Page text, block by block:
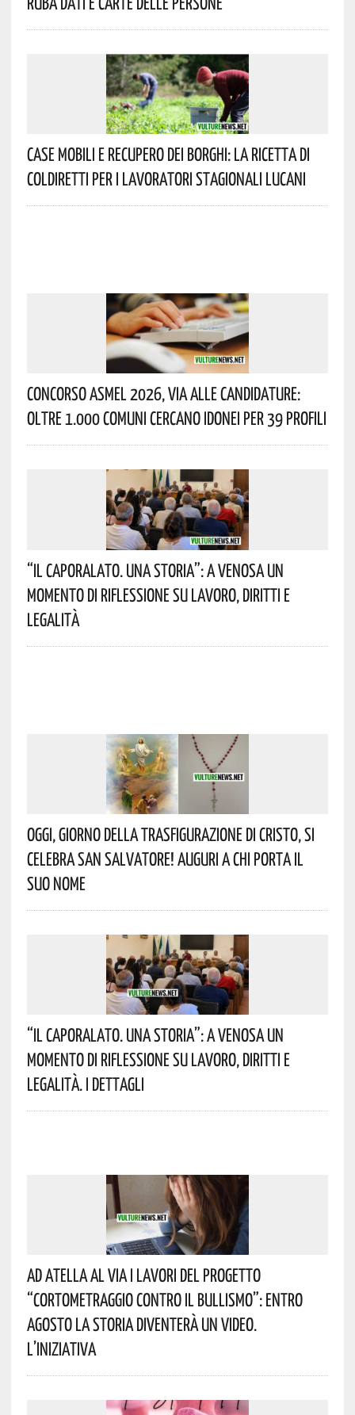
Case Mobili E Recupero Dei Borghi: La Ricetta Di
Coldiretti Per I Lavoratori Stagionali Lucani
Concorso Asmel 2026, Via Alle Candidature:
Oltre 1.000 Comuni Cercano Idonei Per 39 Profili
“Il Caporalato. Una Storia”: A Venosa Un
Momento Di Riflessione Su Lavoro, Diritti E
Legalità
Oggi, Giorno Della Trasfigurazione Di Cristo, Si
Celebra San Salvatore! Auguri A Chi Porta Il
Suo Nome
“Il Caporalato. Una Storia”: A Venosa Un
Momento Di Riflessione Su Lavoro, Diritti E
Legalità. I Dettagli
Ad Atella Al Via I Lavori Del Progetto
“Cortometraggio Contro Il Bullismo”: Entro
Agosto La Storia Diventerà Un Video.
L’iniziativa